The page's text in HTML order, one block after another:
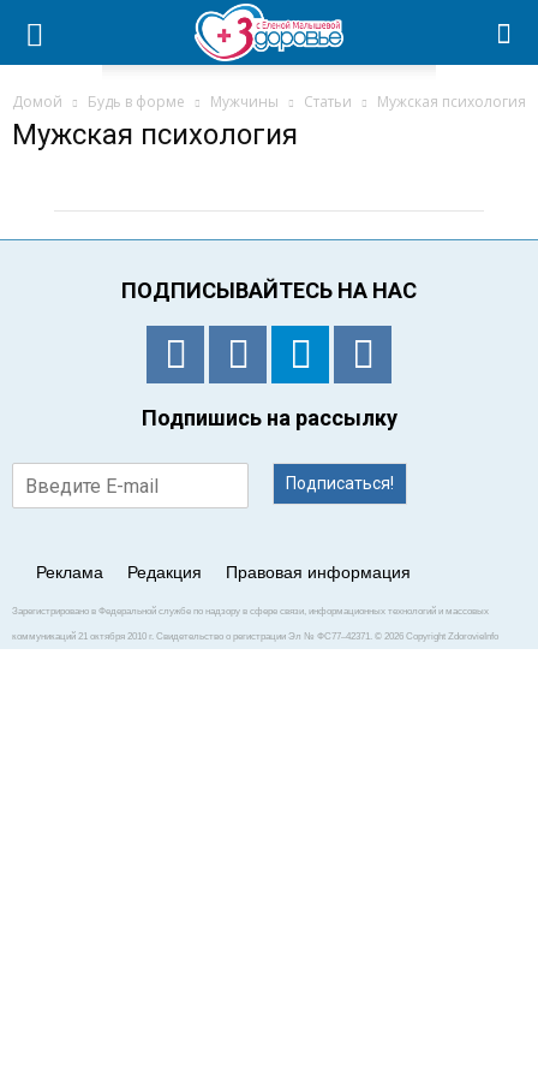
Домой Будь в форме Мужчины Статьи Мужская психология
Мужская психология
ПОДПИСЫВАЙТЕСЬ НА НАС
Подпишись на рассылку
Подписаться!
Реклама Редакция Правовая информация
Зарегистрировано в Федеральной службе по надзору в сфере связи, информационных технологий и массовых
коммуникаций 21 октября 2010 г. Свидетельство о регистрации Эл № ФС77–42371. © 2026 Copyright ZdorovieInfo